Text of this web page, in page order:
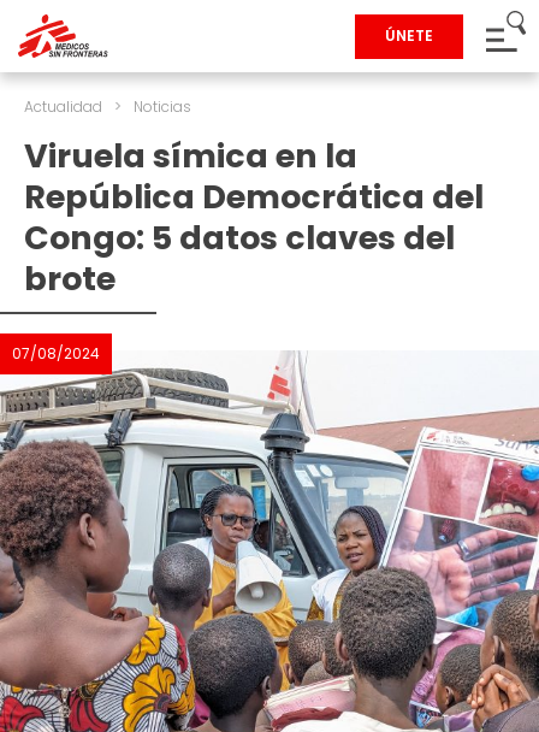
ÚNETE
Actualidad > Noticias
Viruela símica en la
República Democrática del
Congo: 5 datos claves del
brote
07/08/2024